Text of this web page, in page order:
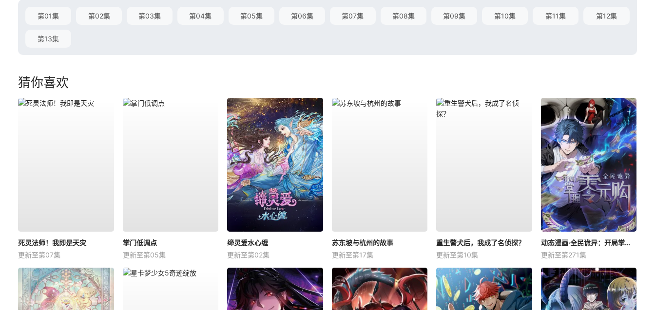
第01集 第02集 第03集 第04集 第05集 第06集 第07集 第08集 第09集 第10集 第11集 第12集
第13集
猜你喜欢
死灵法师！我即是天灾
更新至第07集
掌门低调点
更新至第05集
缔灵爱水心缠
更新至第02集
苏东坡与杭州的故事
更新至第17集
重生警犬后，我成了名侦探？
更新至第10集
动态漫画·全民诡异：开局掌握零元购
更新至第271集